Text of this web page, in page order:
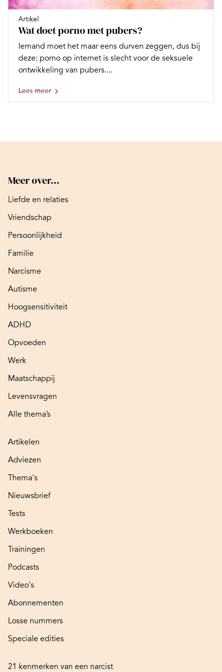
Artikel
Wat doet porno met pubers?
Iemand moet het maar eens durven zeggen, dus bij
deze: porno op internet is slecht voor de ­seksuele
ontwikkeling van pubers....
Lees meer
Meer over...
Liefde en relaties
Vriendschap
Persoonlijkheid
Familie
Narcisme
Autisme
Hoogsensitiviteit
ADHD
Opvoeden
Werk
Maatschappij
Levensvragen
Alle thema’s
Artikelen
Adviezen
Thema's
Nieuwsbrief
Tests
Werkboeken
Trainingen
Podcasts
Video's
Abonnementen
Losse nummers
Speciale edities
21 kenmerken van een narcist